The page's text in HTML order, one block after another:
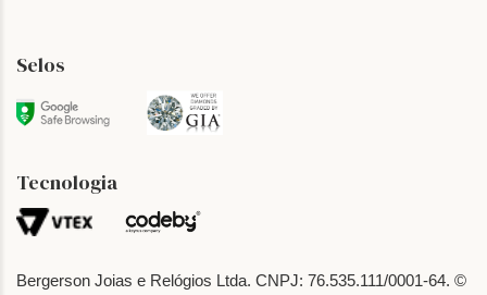
Bergerson Joias e Relógios Ltda. CNPJ: 76.535.111/0001-64. ©
Selos
Tecnologia